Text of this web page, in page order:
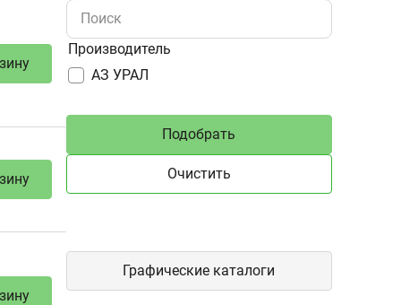
Поиск
Производитель
АЗ УРАЛ
Очистить